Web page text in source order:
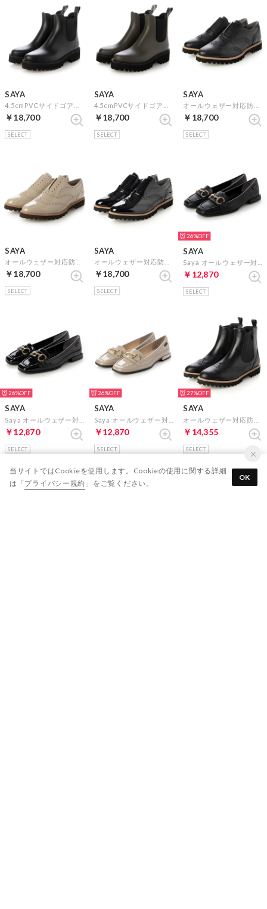
SAYA
￥18,700
SELECT
SAYA
￥18,700
SELECT
SAYA
￥18,700
SELECT
SAYA
￥18,700
SELECT
SAYA
￥18,700
SELECT
26%
SAYA
￥12,870
SELECT
26%
SAYA
￥12,870
SELECT
26%
SAYA
￥12,870
SELECT
27%
SAYA
￥14,355
SELECT
当サイトではCookieを使用します。Cookieの使用に関する詳細
は「プライバシー規約 」をご覧ください。
OK